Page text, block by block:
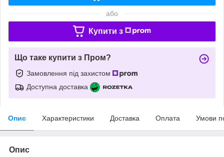
або
Купити з
Що таке купити з Пром?
Замовлення під захистом
Доступна доставка
Опис Характеристики Доставка Оплата Умови
Опис